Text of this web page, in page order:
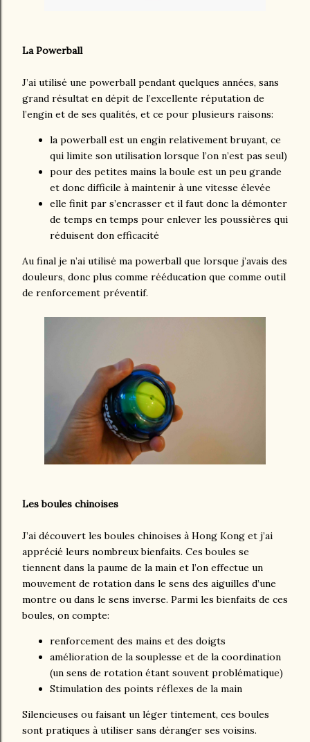
La Powerball
J’ai utilisé une powerball pendant quelques années, sans
grand résultat en dépit de l’excellente réputation de
l’engin et de ses qualités, et ce pour plusieurs raisons:
la powerball est un engin relativement bruyant, ce
qui limite son utilisation lorsque l’on n’est pas seul)
pour des petites mains la boule est un peu grande
et donc difficile à maintenir à une vitesse élevée
elle finit par s’encrasser et il faut donc la démonter
de temps en temps pour enlever les poussières qui
réduisent don efficacité
Au final je n’ai utilisé ma powerball que lorsque j’avais des
douleurs, donc plus comme rééducation que comme outil
de renforcement préventif.
Les boules chinoises
J’ai découvert les boules chinoises à Hong Kong et j’ai
apprécié leurs nombreux bienfaits. Ces boules se
tiennent dans la paume de la main et l’on effectue un
mouvement de rotation dans le sens des aiguilles d’une
montre ou dans le sens inverse. Parmi les bienfaits de ces
boules, on compte:
renforcement des mains et des doigts
amélioration de la souplesse et de la coordination
(un sens de rotation étant souvent problématique)
Stimulation des points réflexes de la main
Silencieuses ou faisant un léger tintement, ces boules
sont pratiques à utiliser sans déranger ses voisins.